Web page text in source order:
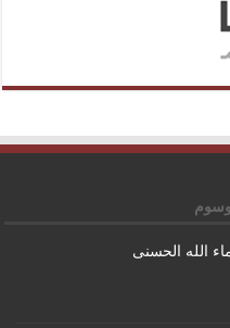
الله الحسنى